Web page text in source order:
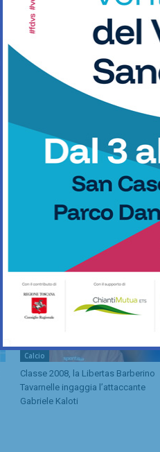
Calcio
prima amichevole: 2-1 in rimonta
contro il Grosseto di Indiani
Champions Cup Fratres, ecco tutti i
premi individuali dell’edizione 2026.
Calcio
Classe 2008, la Libertas Barberino
Tavarnelle ingaggia l’attaccante
Gabriele Kaloti